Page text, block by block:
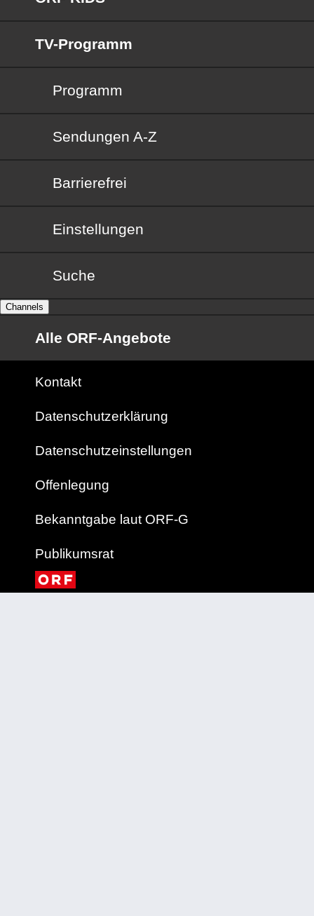
TV-Programm
Programm
Sendungen von A bis Z
Sendungen A-Z
Barrierefrei
Barrierefrei
Einstellungen
Suche
Channels
Alle ORF-Angebote
Kontakt
Datenschutzerklärung
Datenschutzeinstellungen
Offenlegung
Bekanntgabe laut ORF-G
Publikumsrat